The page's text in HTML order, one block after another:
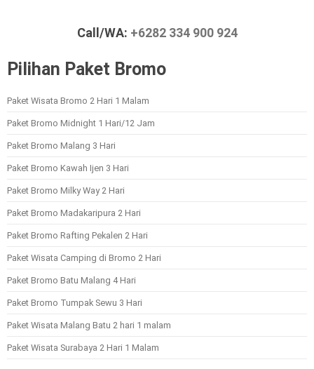
Call/WA: +6282 334 900 924
Pilihan Paket Bromo
Paket Wisata Bromo 2 Hari 1 Malam
Paket Bromo Midnight 1 Hari/12 Jam
Paket Bromo Malang 3 Hari
Paket Bromo Kawah Ijen 3 Hari
Paket Bromo Milky Way 2 Hari
Paket Bromo Madakaripura 2 Hari
Paket Bromo Rafting Pekalen 2 Hari
Paket Wisata Camping di Bromo 2 Hari
Paket Bromo Batu Malang 4 Hari
Paket Bromo Tumpak Sewu 3 Hari
Paket Wisata Malang Batu 2 hari 1 malam
Paket Wisata Surabaya 2 Hari 1 Malam